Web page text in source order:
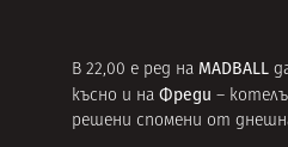
В 22,00 е ред на MADBALL
късно и на Фреди –
решени спомени от